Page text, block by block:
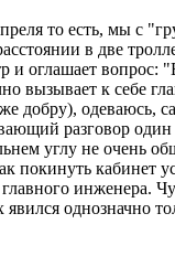
то есть, мы с
в две
и оглашает
вызывает к себе
одеваюсь,
разговор
углу не очень
покинуть кабинет
инженера.
однозначно